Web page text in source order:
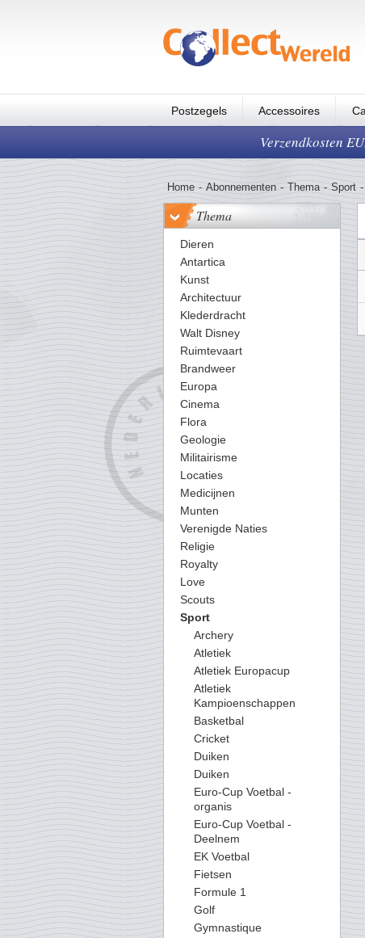
Postzegels Accessoires
Verzendkosten
Home - Abonnementen - Thema - Sport -
Thema
Dieren
Antartica
Kunst
Architectuur
Klederdracht
Walt Disney
Ruimtevaart
Brandweer
Europa
Cinema
Flora
Geologie
Militairisme
Locaties
Medicijnen
Munten
Verenigde Naties
Religie
Royalty
Love
Scouts
Sport
Archery
Atletiek
Atletiek Europacup
Atletiek
Kampioenschappen
Basketbal
Cricket
Duiken
Duiken
Euro-Cup Voetbal -
organis
Euro-Cup Voetbal -
Deelnem
EK Voetbal
Fietsen
Formule 1
Golf
Gymnastique